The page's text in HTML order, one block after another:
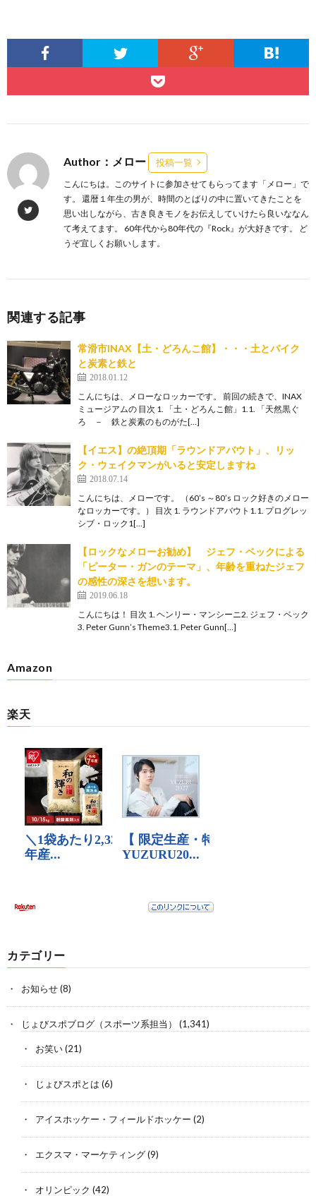
Author：メロー 投稿一覧
こんにちは。このサイトに参加させてもらってます「メロー」で
す。 還暦１年生の男が、時間のとばりの中に置いてきたことを
思い出しながら、古き良きモノをお伝えしていけたら良いななん
て考えてます。 60年代から80年代の『Rock』が大好きです。 ど
うぞ宜しくお願いします。
関連する記事
常滑市INAX【土・どろんこ館】・・・土とバイク
と炭素と鉄と
2018.01.12
こんにちは、メローなロッカーです。 前回の続きで、INAX
ミュージアムの 目次 1. 「土・どろんこ館」1.1. 「天然黒ぐ
ろ － 鉄と炭素のものがた[…]
【イエス】の絶頂期「ラウンドアバウト」、リッ
ク・ウェイクマンがいると安定しますね
2018.07.14
こんにちは、メローです。 （60’s ～80’s ロック好きのメロー
なロッカーです。） 目次 1. ラウンドアバウト1.1. プログレッ
シブ・ロック1[…]
【ロックなメローお勧め】 ジェフ・ベックによる
「ピーター・ガンのテーマ」、年齢を重ねたジェフ
の感性の深さを想います。
2019.06.18
こんにちは！ 目次 1. ヘンリー・マンシーニ2. ジェフ・ベック
3. Peter Gunn’s Theme3.1. Peter Gunn[…]
Amazon
楽天
カテゴリー
お知らせ(8)
じょびスポブログ（スポーツ系担当） (1,341)
お笑い(21)
じょびスポとは (6)
アイスホッケー・フィールドホッケー (2)
エクスマ・マーケティング(9)
オリンピック (42)